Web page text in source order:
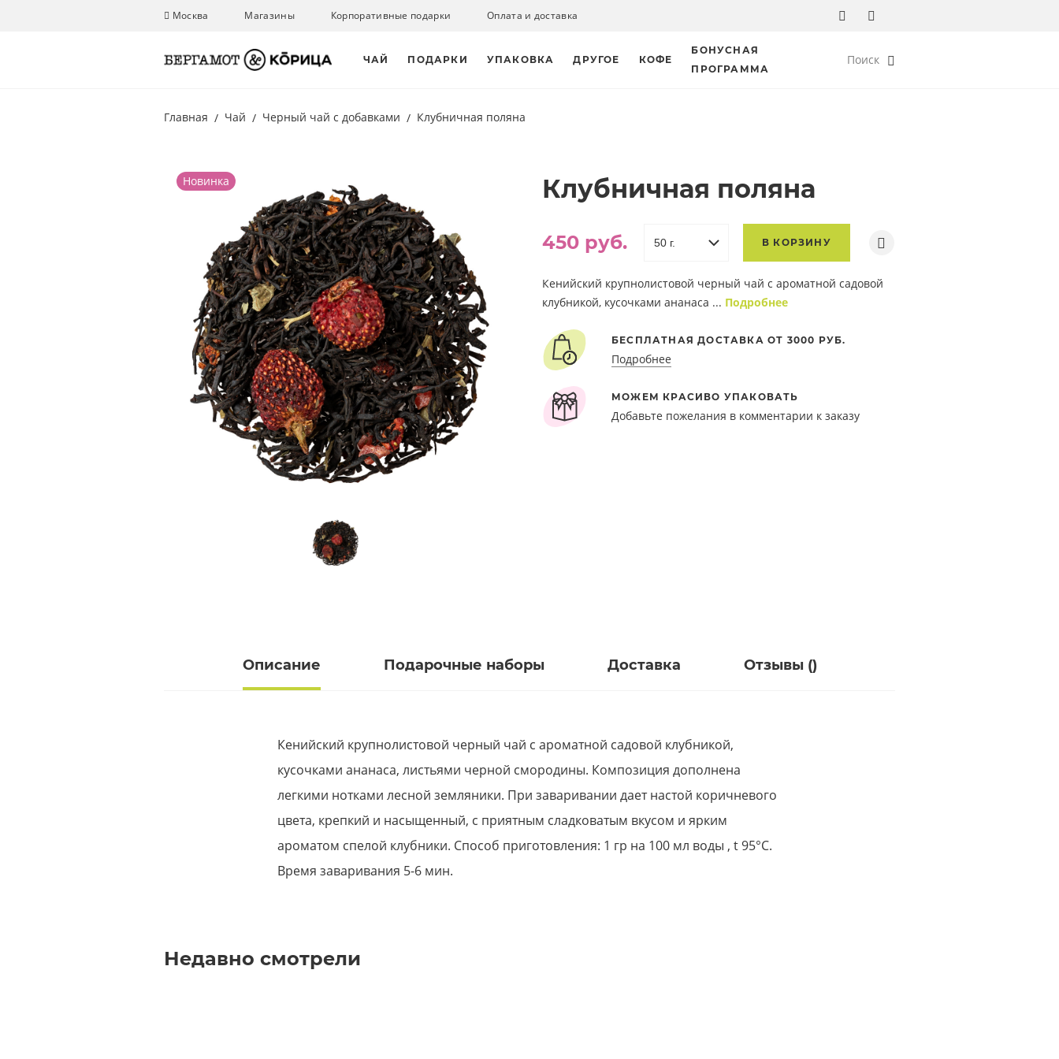
Москва Магазины Корпоративные подарки Оплата и доставка
ЧАЙ ПОДАРКИ УПАКОВКА ДРУГОЕ КОФЕ
БОНУСНАЯ
ПРОГРАММА
Поиск
Главная Чай Черный чай с добавками Клубничная поляна
Новинка Клубничная поляна
450 руб. В КОРЗИНУ
Кенийский крупнолистовой черный чай с ароматной садовой
клубникой, кусочками ананаса ... Подробнее
БЕСПЛАТНАЯ ДОСТАВКА ОТ 3000 РУБ.
Подробнее
МОЖЕМ КРАСИВО УПАКОВАТЬ
Добавьте пожелания в комментарии к заказу
Описание Подарочные наборы Доставка Отзывы ()
Кенийский крупнолистовой черный чай с ароматной садовой клубникой,
кусочками ананаса, листьями черной смородины. Композиция дополнена
легкими нотками лесной земляники. При заваривании дает настой коричневого
цвета, крепкий и насыщенный, с приятным сладковатым вкусом и ярким
ароматом спелой клубники. Способ приготовления: 1 гр на 100 мл воды , t 95°C.
Время заваривания 5-6 мин.
Недавно смотрели